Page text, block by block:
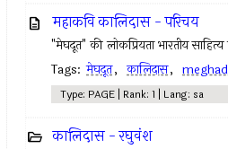
महाकवि कालिदास - परिचय
"मेघदूत" की लोकप्रियता भारतीय
Tags: मेघदूत, कालिदास,
Type: PAGE | Rank: 1 | Lang: sa
कालिदास - रघुवंश